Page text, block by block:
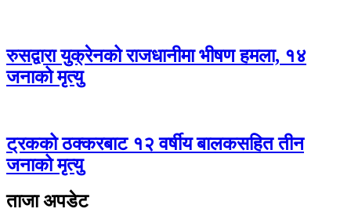
रुसद्वारा युक्रेनको राजधानीमा भीषण हमला, १४
जनाको मृत्यु
ट्रकको ठक्करबाट १२ वर्षीय बालकसहित तीन
जनाको मृत्यु
ताजा अपडेट